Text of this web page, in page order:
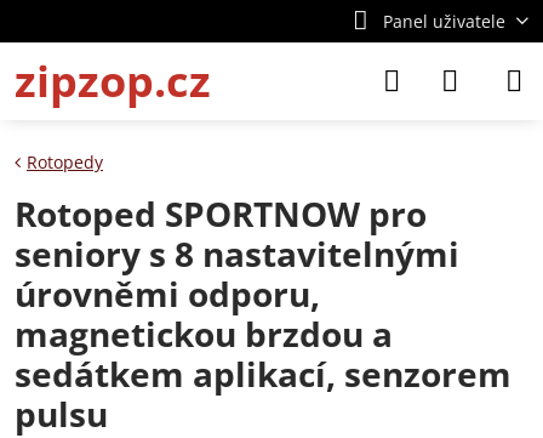
Panel uživatele
zipzop.cz
Rotopedy
Rotoped SPORTNOW pro
seniory s ​​8 nastavitelnými
úrovněmi odporu,
magnetickou brzdou a
sedátkem aplikací, senzorem
pulsu